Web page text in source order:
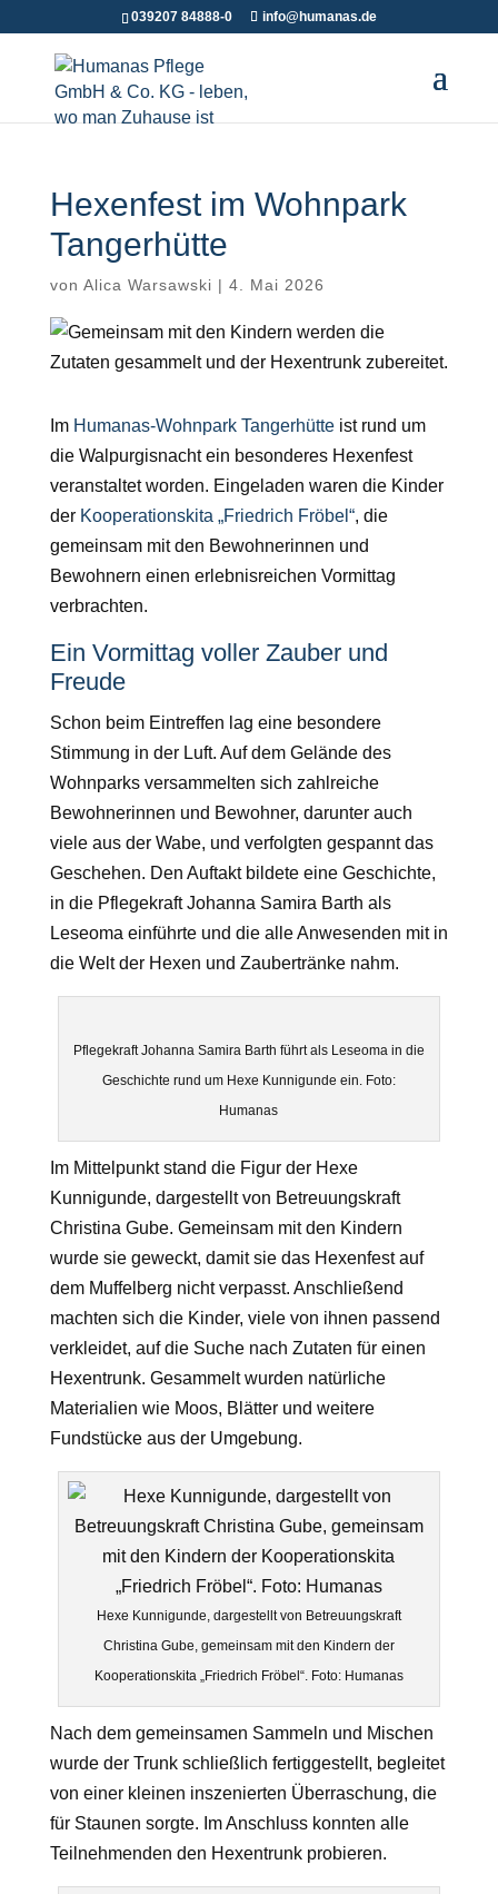
039207 84888-0 info@humanas.de
Hexenfest im Wohnpark
Tangerhütte
von Alica Warsawski | 4. Mai 2026
Im Humanas-Wohnpark Tangerhütteist rund um
die Walpurgisnacht ein besonderes Hexenfest
veranstaltet worden. Eingeladen waren die Kinder
der Kooperationskita „Friedrich Fröbel“, die
gemeinsam mit den Bewohnerinnen und
Bewohnern einen erlebnisreichen Vormittag
verbrachten.
Ein Vormittag voller Zauber und
Freude
Schon beim Eintreffen lag eine besondere
Stimmung in der Luft. Auf dem Gelände des
Wohnparks versammelten sich zahlreiche
Bewohnerinnen und Bewohner, darunter auch
viele aus der Wabe, und verfolgten gespannt das
Geschehen. Den Auftakt bildete eine Geschichte,
in die Pflegekraft Johanna Samira Barth als
Leseoma einführte und die alle Anwesenden mit in
die Welt der Hexen und Zaubertränke nahm.
Pflegekraft Johanna Samira Barth führt als Leseoma in die
Geschichte rund um Hexe Kunnigunde ein. Foto:
Humanas
Im Mittelpunkt stand die Figur der Hexe
Kunnigunde, dargestellt von Betreuungskraft
Christina Gube. Gemeinsam mit den Kindern
wurde sie geweckt, damit sie das Hexenfest auf
dem Muffelberg nicht verpasst. Anschließend
machten sich die Kinder, viele von ihnen passend
verkleidet, auf die Suche nach Zutaten für einen
Hexentrunk. Gesammelt wurden natürliche
Materialien wie Moos, Blätter und weitere
Fundstücke aus der Umgebung.
Hexe Kunnigunde, dargestellt von Betreuungskraft
Christina Gube, gemeinsam mit den Kindern der
Kooperationskita „Friedrich Fröbel“. Foto: Humanas
Nach dem gemeinsamen Sammeln und Mischen
wurde der Trunk schließlich fertiggestellt, begleitet
von einer kleinen inszenierten Überraschung, die
für Staunen sorgte. Im Anschluss konnten alle
Teilnehmenden den Hexentrunk probieren.